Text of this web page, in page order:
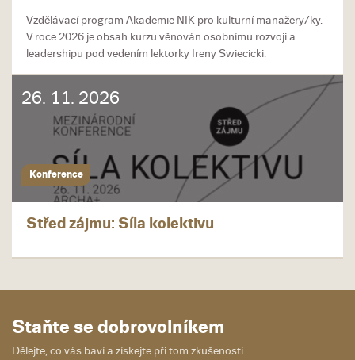
Vzdělávací program Akademie NIK pro kulturní manažery/ky.
V roce 2026 je obsah kurzu věnován osobnímu rozvoji a
leadershipu pod vedením lektorky Ireny Swiecicki.
26. 11. 2026
Konference
Střed zájmu: Síla kolektivu
Staňte se dobrovolníkem
Dělejte, co vás baví a získejte při tom zkušenosti.